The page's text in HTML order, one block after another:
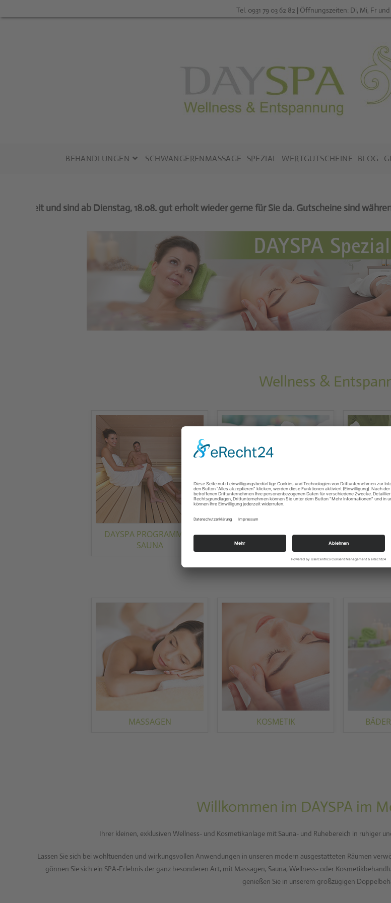
Inhalt
Tel. 0931 79 03 62 82 | Öffnungszeiten: Di, Mi, Fr
BEHANDLUNGEN SCHWANGERENMASSAGE SPEZIAL WERTGUTSCHEINE BLOG
und sind ab Dienstag, 18.08. gut erholt wieder gerne für Sie da. Gutscheine sind während
Wellness &
DAYSPA PROGRAMME &
SAUNA
LUXUS-
MASSAGEN KOSMETIK
Willkommen im DAYSPA im
Ihrer kleinen, exklusiven Wellness- und Kosmetikanlage mit Sauna- und Ruhebereich in ruhiger
Lassen Sie sich bei wohltuenden und wirkungsvollen Anwendungen in unseren modern ausgestatteten Räumen
gönnen Sie sich ein SPA-Erlebnis der ganz besonderen Art, mit Massagen, Sauna, Wellness- oder
genießen Sie in unserem großzügigen